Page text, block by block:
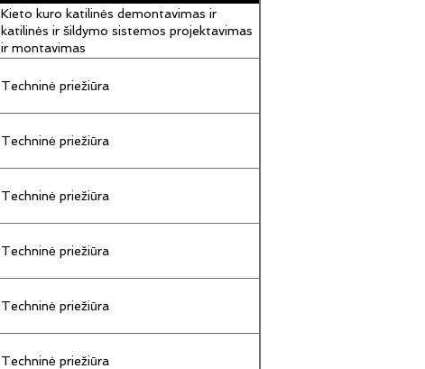
Kieto kuro katilinės demontavimas ir
katilinės ir šildymo sistemos projektavimas
ir montavimas
Techninė priežiūra
Techninė priežiūra
Techninė priežiūra
Techninė priežiūra
Techninė priežiūra
Techninė priežiūra